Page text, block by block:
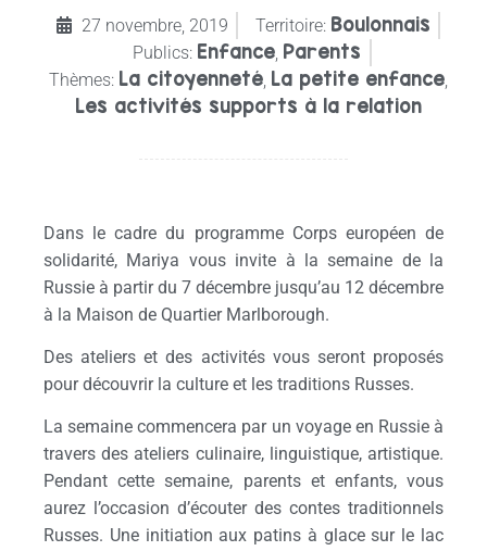
27 novembre, 2019 Territoire: Boulonnais
Publics: Enfance Parents
Thèmes: La citoyenneté, La petite enfance,
Les activités supports à la relation
Dans le cadre du programme Corps européen de
solidarité, Mariya vous invite à la semaine de la
Russie à partir du 7 décembre jusqu’au 12 décembre
à la Maison de Quartier Marlborough.
Des ateliers et des activités vous seront proposés
pour découvrir la culture et les traditions Russes.
La semaine commencera par un voyage en Russie à
travers des ateliers culinaire, linguistique, artistique.
Pendant cette semaine, parents et enfants, vous
aurez l’occasion d’écouter des contes traditionnels
Russes. Une initiation aux patins à glace sur le lac